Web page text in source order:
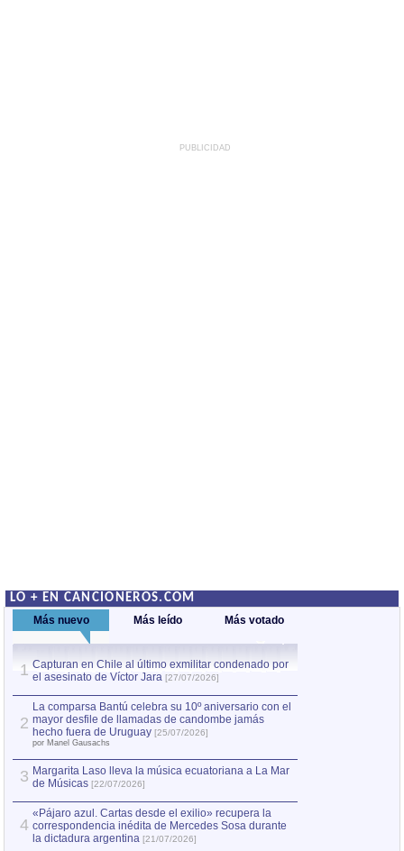
PUBLICIDAD
LO + EN CANCIONEROS.COM
Más nuevo Más leído Más votado
1 Capturan en Chile al último exmilitar condenado por
el asesinato de Víctor Jara [27/07/2026]
2
La comparsa Bantú celebra su 10º aniversario con el
mayor desfile de llamadas de candombe jamás
hecho fuera de Uruguay [25/07/2026]
por Manel Gausachs
3 Margarita Laso lleva la música ecuatoriana a La Mar
de Músicas [22/07/2026]
4
«Pájaro azul. Cartas desde el exilio» recupera la
correspondencia inédita de Mercedes Sosa durante
la dictadura argentina [21/07/2026]